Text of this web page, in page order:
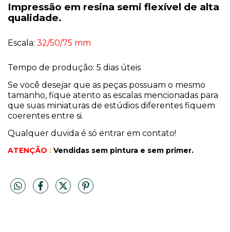
Impressão em resina semi flexível de alta
qualidade.
Escala: 32/50/75 mm
Tempo de produção: 5 dias úteis
Se você desejar que as peças possuam o mesmo
tamanho, fique atento as escalas mencionadas para
que suas miniaturas de estúdios diferentes fiquem
coerentes entre si.
Qualquer duvida é só entrar em contato!
ATENÇÃO : Vendidas sem pintura e sem primer.